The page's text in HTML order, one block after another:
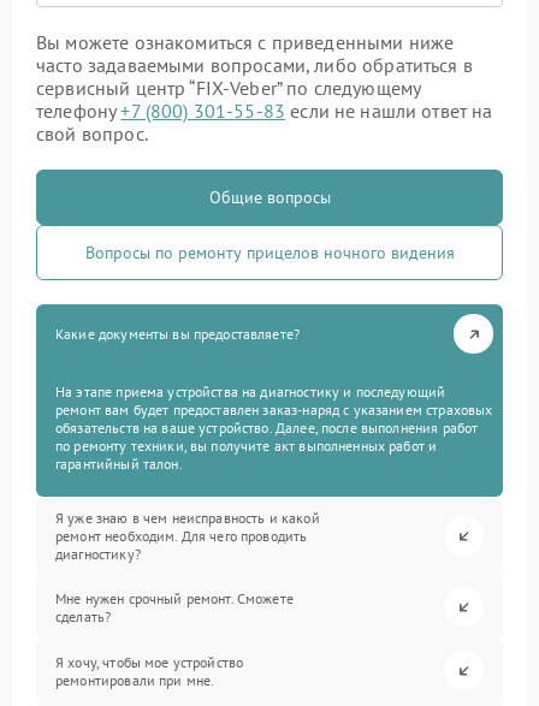
Вы можете ознакомиться с приведенными ниже
часто задаваемыми вопросами, либо обратиться в
сервисный центр “FIX-Veber” по следующему
телефону+7 (800) 301-55-83 если не нашли ответ на
свой вопрос.
Общие вопросы
Вопросы по ремонту прицелов ночного видения
Какие документы вы предоставляете?
На этапе приема устройства на диагностику и последующий
ремонт вам будет предоставлен заказ-наряд с указанием страховых
обязательств на ваше устройство. Далее, после выполнения работ
по ремонту техники, вы получите акт выполненных работ и
гарантийный талон.
Я уже знаю в чем неисправность и какой
ремонт необходим. Для чего проводить
диагностику?
Мне нужен срочный ремонт. Сможете
сделать?
Я хочу, чтобы мое устройство
ремонтировали при мне.